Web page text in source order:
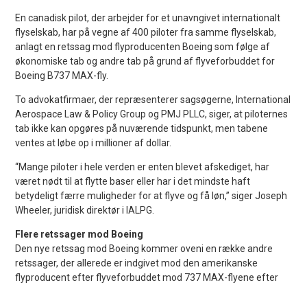
En canadisk pilot, der arbejder for et unavngivet internationalt
flyselskab, har på vegne af 400 piloter fra samme flyselskab,
anlagt en retssag mod flyproducenten Boeing som følge af
økonomiske tab og andre tab på grund af flyveforbuddet for
Boeing ​​B737 MAX-fly.
To advokatfirmaer, der repræsenterer sagsøgerne, International
Aerospace Law & Policy Group og PMJ PLLC, siger, at piloternes
tab ikke kan opgøres på nuværende tidspunkt, men tabene
ventes at løbe op i millioner af dollar.
“Mange piloter i hele verden er enten blevet afskediget, har
været nødt til at flytte baser eller har i det mindste haft
betydeligt færre muligheder for at flyve og få løn,” siger Joseph
Wheeler, juridisk direktør i IALPG.
Flere retssager mod Boeing
Den nye retssag mod Boeing kommer oveni en række andre
retssager, der allerede er indgivet mod den amerikanske
flyproducent efter flyveforbuddet mod 737 MAX-flyene efter